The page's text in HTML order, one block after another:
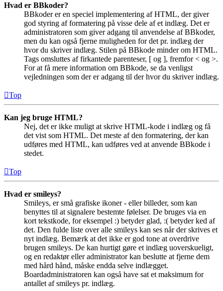
Hvad er BBkoder?
BBkoder er en speciel implementering af HTML, der giver
god styring af formatering på visse dele af et indlæg. Det er
administratoren som giver adgang til anvendelse af BBkoder,
men du kan også fjerne muligheden for det pr. indlæg der
hvor du skriver indlæg. Stilen på BBkode minder om HTML.
Tags omsluttes af firkantede parenteser, [ og ], fremfor < og >.
For at få mere information om BBkode, se da venligst
vejledningen som der er adgang til der hvor du skriver indlæg.
Top
Kan jeg bruge HTML?
Nej, det er ikke muligt at skrive HTML-kode i indlæg og få
det vist som HTML. Det meste af den formatering, der kan
udføres med HTML, kan udføres ved at anvende BBkode i
stedet.
Top
Hvad er smileys?
Smileys, er små grafiske ikoner - eller billeder, som kan
benyttes til at signalere bestemte følelser. De bruges via en
kort tekstkode, for eksempel :) betyder glad, :( betyder ked af
det. Den fulde liste over alle smileys kan ses når der skrives et
nyt indlæg. Bemærk at det ikke er god tone at overdrive
brugen smileys. De kan hurtigt gøre et indlæg uoverskueligt,
og en redaktør eller administrator kan beslutte at fjerne dem
med hård hånd, måske endda selve indlægget.
Boardadministratoren kan også have sat et maksimum for
antallet af smileys pr. indlæg.